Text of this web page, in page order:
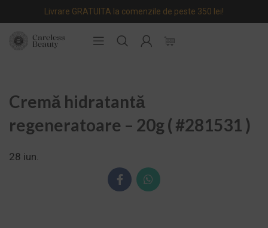
Livrare GRATUITA la comenzile de peste 350 lei!
Cremă hidratantă
regeneratoare – 20g ( #281531 )
28 iun.